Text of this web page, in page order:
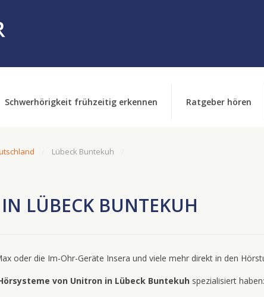
Schwerhörigkeit frühzeitig erkennen Ratgeber hören
Lübeck Buntekuh
LÜBECK BUNTEKUH
oder die Im-Ohr-Geräte Insera und viele mehr direkt in den
von Unitron in Lübeck Buntekuh spezialisiert haben: